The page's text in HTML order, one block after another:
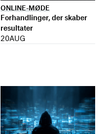
ONLINE-MØDE
Forhandlinger, der skaber
resultater
20AUG